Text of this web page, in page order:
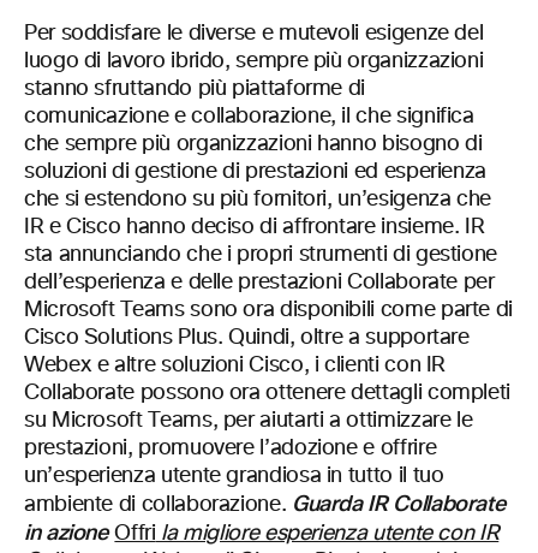
Per soddisfare le diverse e mutevoli esigenze del
luogo di lavoro ibrido, sempre più organizzazioni
stanno sfruttando più piattaforme di
comunicazione e collaborazione, il che significa
che sempre più organizzazioni hanno bisogno di
soluzioni di gestione di prestazioni ed esperienza
che si estendono su più fornitori, un’esigenza che
IR e Cisco hanno deciso di affrontare insieme. IR
sta annunciando che i propri strumenti di gestione
dell’esperienza e delle prestazioni Collaborate per
Microsoft Teams sono ora disponibili come parte di
Cisco Solutions Plus. Quindi, oltre a supportare
Webex e altre soluzioni Cisco, i clienti con IR
Collaborate possono ora ottenere dettagli completi
su Microsoft Teams, per aiutarti a ottimizzare le
prestazioni, promuovere l’adozione e offrire
un’esperienza utente grandiosa in tutto il tuo
ambiente di collaborazione. Guarda IR Collaborate
in azioneOffri la migliore esperienza utente con IR